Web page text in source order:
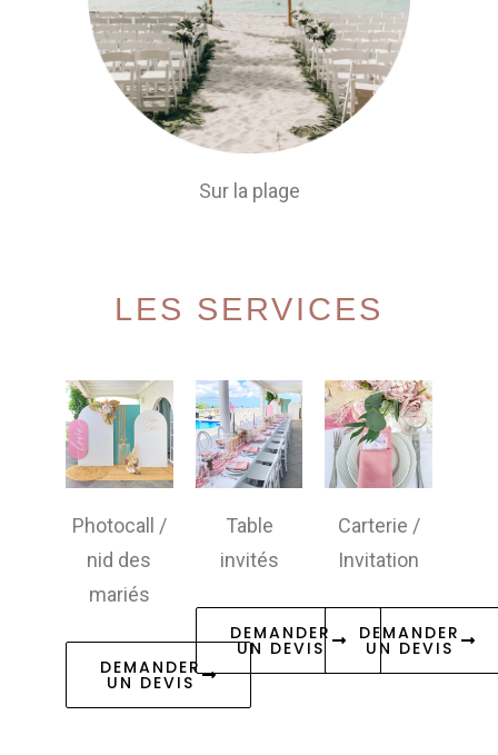
Sur la plage
LES SERVICES
Photocall /
nid des
mariés
DEMANDER
UN DEVIS
Table
invités
DEMANDER
UN DEVIS
Carterie /
Invitation
DEMANDER
UN DEVIS